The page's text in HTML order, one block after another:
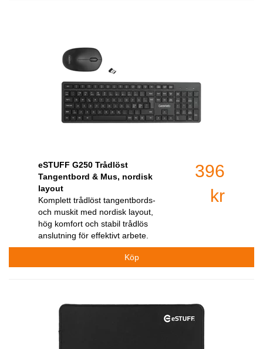
eSTUFF G250 Trådlöst
Tangentbord & Mus, nordisk
layout
Komplett trådlöst tangentbords-
och muskit med nordisk layout,
hög komfort och stabil trådlös
anslutning för effektivt arbete.
396
kr